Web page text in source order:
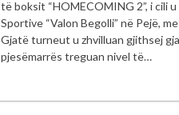
të boksit “HOMECOMING 2”, i cili
Sportive “Valon Begolli” në Pejë,
Gjatë turneut u zhvilluan gjithsej
pjesëmarrës treguan nivel të…